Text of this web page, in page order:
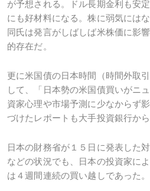
が予想される。ドル長期金利も安
にも好材料になる。株に弱気には
同氏は発言がしばしば米株価に影
的存在だ。
更に米国債の日本時間（時間外取
して、「日本勢の米国債買いがニ
資家心理や市場予測に少なからず
づけたレポートも大手投資銀行から
日本の財務省が１５日に発表した
などの状況でも、日本の投資家に
は４週間連続の買い越しであった。